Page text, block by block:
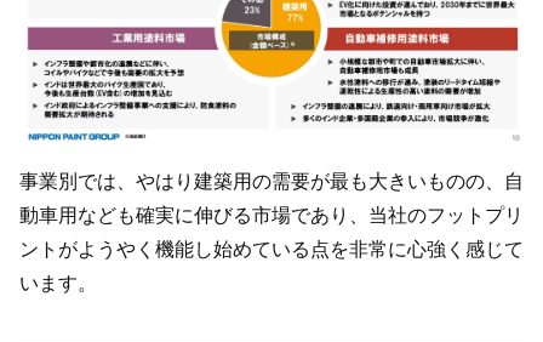
事業別では、やはり建築用の需要が最も大きいものの、自
動車用なども確実に伸びる市場であり、当社のフットプリ
ントがようやく機能し始めている点を非常に心強く感じて
います。